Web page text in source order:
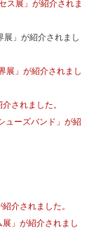
ス展」が紹介されま
展」が紹介されまし
展」が紹介されまし
されました。
ューズバンド」が紹
介されました。
」が紹介されまし